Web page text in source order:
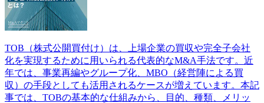
TOB（株式公開買付け）は、上場企業の買収や完全子会社
化を実現するために用いられる代表的なM&A手法です。近
年では、事業再編やグループ化、MBO（経営陣による買
収）の手段としても活用されるケースが増えています。本記
事では、TOBの基本的な仕組みから、目的、種類、メリッ